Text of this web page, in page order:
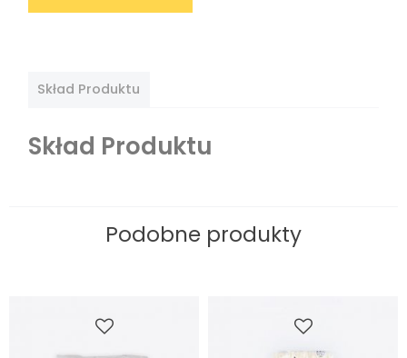
Skład Produktu
Skład Produktu
Podobne produkty